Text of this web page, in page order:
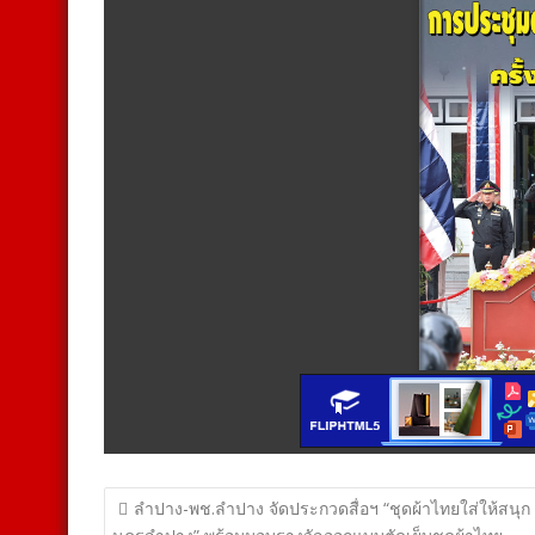
แนะแนว
ลำปาง-พช.ลำปาง จัดประกวดสื่อฯ “ชุดผ้าไทยใส่ให้สนุ